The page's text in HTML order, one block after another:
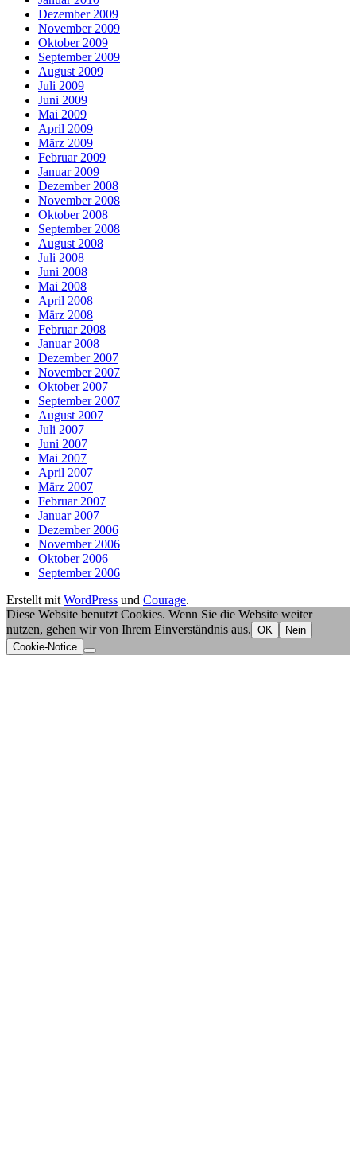
Dezember 2009
November 2009
Oktober 2009
September 2009
August 2009
Juli 2009
Juni 2009
Mai 2009
April 2009
März 2009
Februar 2009
Januar 2009
Dezember 2008
November 2008
Oktober 2008
September 2008
August 2008
Juli 2008
Juni 2008
Mai 2008
April 2008
März 2008
Februar 2008
Januar 2008
Dezember 2007
November 2007
Oktober 2007
September 2007
August 2007
Juli 2007
Juni 2007
Mai 2007
April 2007
März 2007
Februar 2007
Januar 2007
Dezember 2006
November 2006
Oktober 2006
September 2006
Erstellt mit WordPress und Courage.
Diese Website benutzt Cookies. Wenn Sie die Website weiter
nutzen, gehen wir von Ihrem Einverständnis aus. OK
Nein
Cookie-Notice